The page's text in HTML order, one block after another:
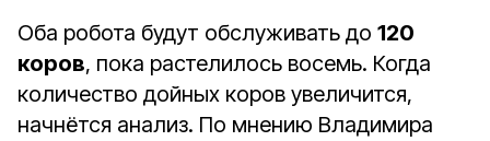
Оба робота будут обслуживать до 120
коров, пока растелилось восемь. Когда
количество дойных коров увеличится,
начнётся анализ. По мнению Владимира